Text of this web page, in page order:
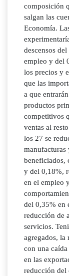
composición
salgan las
Economía.
descensos
empleo y del
los precios y
que las
a que
productos
competitivos
ventas al
los 27 se
manufacturas
beneficiados,
y del 0,18%,
en el empleo
del 0,35% en
reducción de
servicios.
agregados, la
con una
en las
reducción del